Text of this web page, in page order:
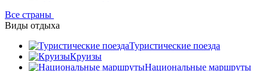
Все страны
Виды отдыха
Туристические поезда
Круизы
Национальные маршруты